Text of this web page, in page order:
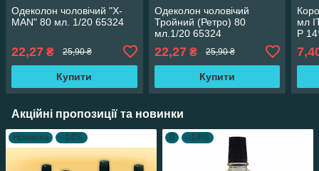
Одеколон чоловічий "Х-
MAN" 80 мл. 1/20 65324
22,27 ₴ 25,90 ₴
Купити
Одеколон чоловічий
Тройний (Ретро) 80
мл.1/20 65324
22,27₴ 25,90 ₴
Купити
мл
Р
Акційні пропозиції та новинки
Новинка –14% 0 –14%